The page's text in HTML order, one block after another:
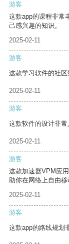
游客
这款app的课程非常
己感兴趣的知识。
2025-02-11
游客
这款学习软件的社区
2025-02-11
游客
这款软件的设计非常
2025-02-11
游客
这款加速器VPM应
助你在网络上自由移
2025-02-11
游客
这款app的路线规划